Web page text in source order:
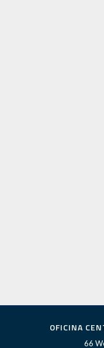
OFICINA
66